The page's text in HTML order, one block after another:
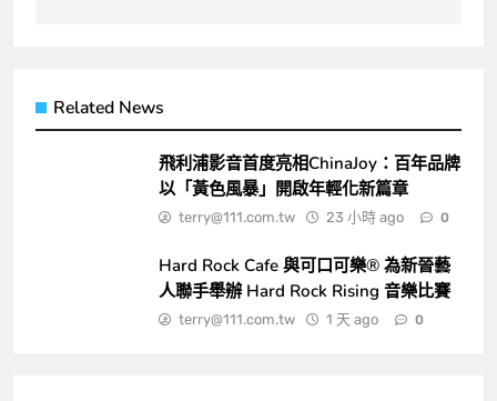
Related News
飛利浦影音首度亮相ChinaJoy：百年品牌
以「黃色風暴」開啟年輕化新篇章
terry@111.com.tw 23 小時 ago 0
Hard Rock Cafe 與可口可樂® 為新晉藝
人聯手舉辦 Hard Rock Rising 音樂比賽
terry@111.com.tw 1 天 ago 0